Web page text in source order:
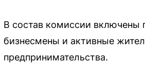
В состав комиссии включены
бизнесмены и активные
предпринимательства.